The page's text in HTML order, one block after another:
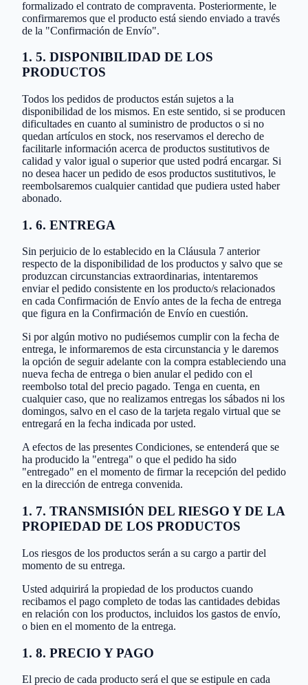
formalizado el contrato de compraventa. Posteriormente, le
confirmaremos que el producto está siendo enviado a través
de la "Confirmación de Envío".
1. 5. DISPONIBILIDAD DE LOS
PRODUCTOS
Todos los pedidos de productos están sujetos a la
disponibilidad de los mismos. En este sentido, si se producen
dificultades en cuanto al suministro de productos o si no
quedan artículos en stock, nos reservamos el derecho de
facilitarle información acerca de productos sustitutivos de
calidad y valor igual o superior que usted podrá encargar. Si
no desea hacer un pedido de esos productos sustitutivos, le
reembolsaremos cualquier cantidad que pudiera usted haber
abonado.
1. 6. ENTREGA
Sin perjuicio de lo establecido en la Cláusula 7 anterior
respecto de la disponibilidad de los productos y salvo que se
produzcan circunstancias extraordinarias, intentaremos
enviar el pedido consistente en los producto/s relacionados
en cada Confirmación de Envío antes de la fecha de entrega
que figura en la Confirmación de Envío en cuestión.
Si por algún motivo no pudiésemos cumplir con la fecha de
entrega, le informaremos de esta circunstancia y le daremos
la opción de seguir adelante con la compra estableciendo una
nueva fecha de entrega o bien anular el pedido con el
reembolso total del precio pagado. Tenga en cuenta, en
cualquier caso, que no realizamos entregas los sábados ni los
domingos, salvo en el caso de la tarjeta regalo virtual que se
entregará en la fecha indicada por usted.
A efectos de las presentes Condiciones, se entenderá que se
ha producido la "entrega" o que el pedido ha sido
"entregado" en el momento de firmar la recepción del pedido
en la dirección de entrega convenida.
1. 7. TRANSMISIÓN DEL RIESGO Y DE LA
PROPIEDAD DE LOS PRODUCTOS
Los riesgos de los productos serán a su cargo a partir del
momento de su entrega.
Usted adquirirá la propiedad de los productos cuando
recibamos el pago completo de todas las cantidades debidas
en relación con los productos, incluidos los gastos de envío,
o bien en el momento de la entrega.
1. 8. PRECIO Y PAGO
El precio de cada producto será el que se estipule en cada